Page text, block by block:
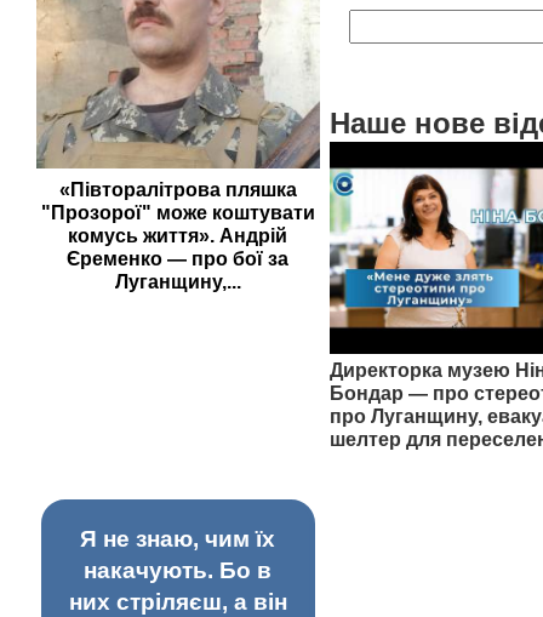
«Півторалітрова пляшка
"Прозорої" може коштувати
комусь життя». Андрій
Єременко — про бої за
Луганщину,...
Наше нове
Директорка музею
Бондар — про
про Луганщину,
шелтер для
Я не знаю, чим їх
накачують. Бо в
них стріляєш, а він